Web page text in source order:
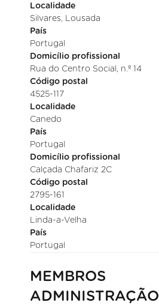
Localidade
Silvares, Lousada
País
Portugal
Domicílio profissional
Rua do Centro Social, n.º 14
Código postal
4525-117
Localidade
Canedo
País
Portugal
Domicílio profissional
Calçada Chafariz 2C
Código postal
2795-161
Localidade
Linda-a-Velha
País
Portugal
MEMBROS
ADMINISTRAÇÃO